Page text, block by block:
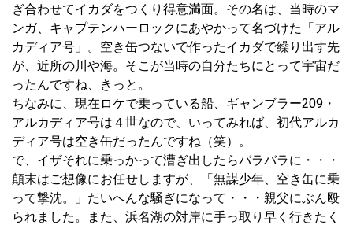
ぎ合わせてイカダをつくり得意満面。その名は、当時のマ
ンガ、キャプテンハーロックにあやかって名づけた「アル
カディア号」。空き缶つないで作ったイカダで繰り出す先
が、近所の川や海。そこが当時の自分たちにとって宇宙だ
ったんですね、きっと。
ちなみに、現在ロケで乗っている船、ギャンブラー209・
アルカディア号は４世なので、いってみれば、初代アルカ
ディア号は空き缶だったんですね（笑）。
で、イザそれに乗っかって漕ぎ出したらバラバラに・・・
顛末はご想像にお任せしますが、「無謀少年、空き缶に乗
って撃沈。」たいへんな騒ぎになって・・・親父にぶん殴
られました。また、浜名湖の対岸に手っ取り早く行きたく